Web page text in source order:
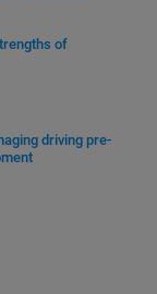
of
driving pre-